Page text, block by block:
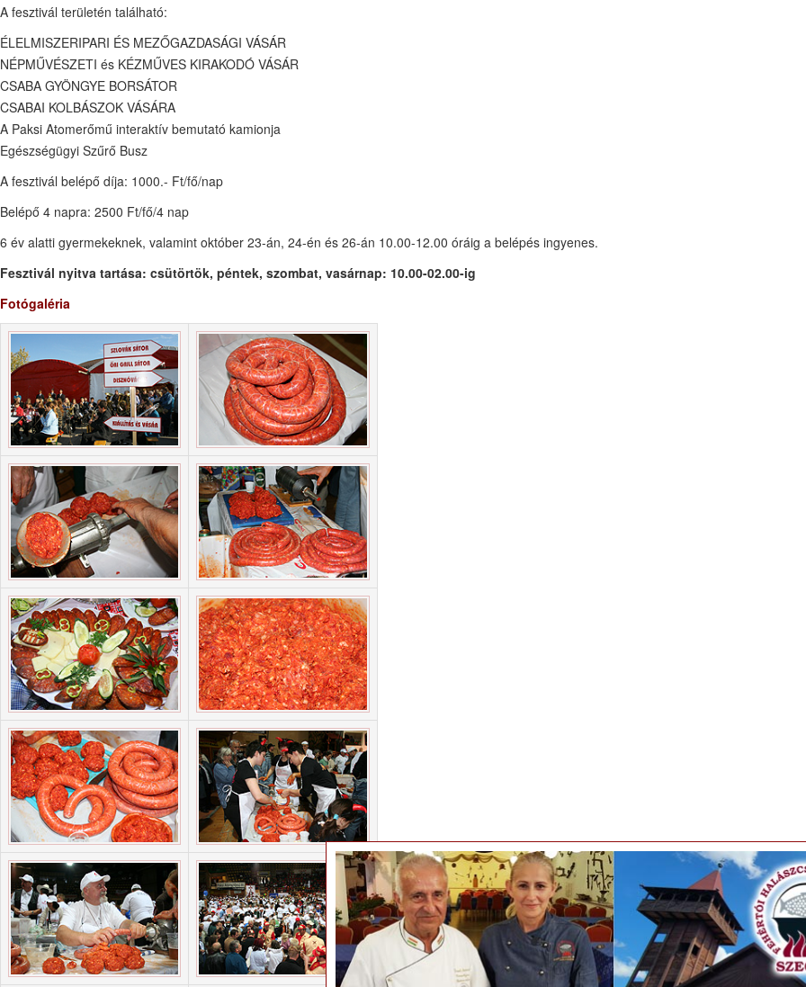
A fesztivál területén található:
ÉLELMISZERIPARI ÉS MEZŐGAZDASÁGI VÁSÁR
NÉPMŰVÉSZETI és KÉZMŰVES KIRAKODÓ VÁSÁR
CSABA GYÖNGYE BORSÁTOR
CSABAI KOLBÁSZOK VÁSÁRA
A Paksi Atomerőmű interaktív bemutató kamionja
Egészségügyi Szűrő Busz
A fesztivál belépő díja: 1000.- Ft/fő/nap
Belépő 4 napra: 2500 Ft/fő/4 nap
6 év alatti gyermekeknek, valamint október 23-án, 24-én és 26-án 10.00-12.00 óráig a belépés ingyenes.
Fesztivál nyitva tartása: csütörtök, péntek, szombat, vasárnap: 10.00-02.00-ig
Fotógaléria